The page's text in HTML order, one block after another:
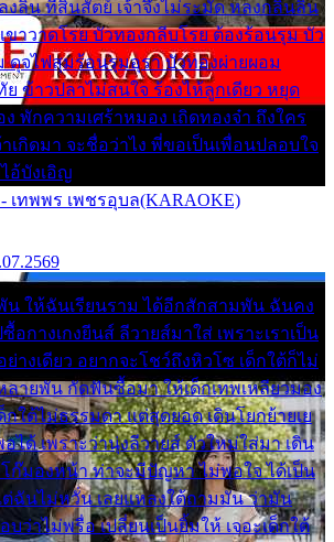
ลิ้น ที่สิ้นสัตย์ เจ้าจึงไม่ระมัด หลงกลิ่นลิ้น
ขาวาดโรย บัวทองกลีบโรย ต้องร้อนรุม บัว
ดุจไฟสุมร้อนรุมอุรา บัวทองผ่ายผอม
ย ข้าวปลาไม่สนใจ ร้องไห้ลูกเดียว หยุด
ง พักความเศร้าหมอง เถิดทองจ๋า ถึงใคร
าเกิดมา จะชื่อว่าไง พี่ขอเป็นเพื่อนปลอบใจ
อ้บังเอิญ
เทพพร เพชรอุบล(KARAOKE)
น ให้ฉันเรียนราม ได้อีกสักสามพัน ฉันคง
อกางเกงยีนส์ ลีวายส์มาใส่ เพราะเราเป็น
ย่างเดียว อยากจะโชว์ถึงหิวโซ เด็กใต้ก็ไม่
ายพัน กัดฟันซื้อมา ให้เด็กเทพเหลียวมอง
กใต้ไม่ธรรมดา แต่สุดยอด เดินโยกย้ายเย
ได้ เพราะว่านุ่งลีวายส์ ตัวใหม่ใส่มา เดิน
ก๊มองหน้า ท่าจะมีปัญหา ไม่พอใจ ได้เป็น
ฉันไม่หวั่น เลยแหลงใต้ถามมัน ว่ามัน
ว่าไม่พรื่อ เปลี่ยนเป็นยิ้มให้ เจอะเด็กใต้